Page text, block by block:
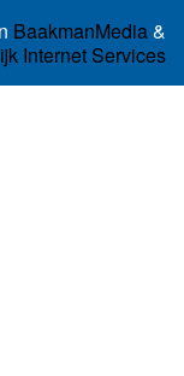
BaakmanMedia&
Internet Services